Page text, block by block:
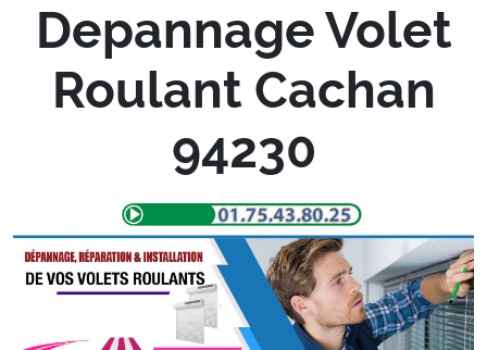
Depannage Volet
Roulant Cachan
94230